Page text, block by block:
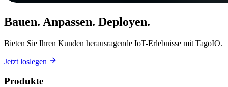
Bauen. Anpassen. Deployen.
Bieten Sie Ihren Kunden herausragende IoT-Erlebnisse mit TagoIO.
Jetzt loslegen
Produkte